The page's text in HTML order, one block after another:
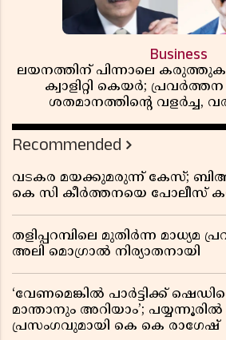
Business
ലയനത്തിന് പിന്നാലെ
ക്വാളിറ്റി കെയർ;
ശതമാനത്തിൻ്റെ വളർച്ച,
റിപ്പോർട്ട്
Recommended
വടകര മയക്കുമരുന്ന് കേസ്;
കെ സി കീർത്തനയെ പോലീസ്
തളിപ്പറമ്പിലെ മുതിർന്ന
അലി മൊഗ്രാൽ നിര്യാതനായി
‘വേണമെങ്കിൽ പാർട്ടിക്ക്
മാന്താനും അറിയാം’; പയ്യന്നൂരിൽ
പ്രസംഗവുമായി കെ കെ രാഗേഷ്